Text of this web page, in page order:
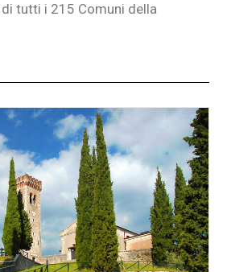
tutti i 215 Comuni della